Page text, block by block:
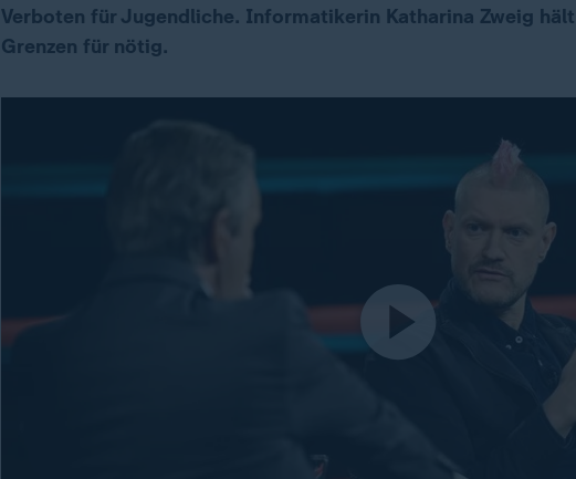
Verboten für Jugendliche. Informatikerin Katharina Zweig
Grenzen für nötig.